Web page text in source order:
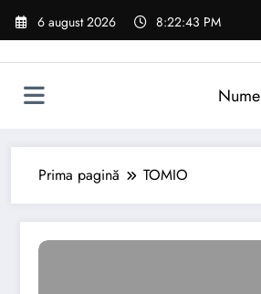
Sari
6 august 2026 8:22:44 PM
Nume
Prima pagină TOMIO